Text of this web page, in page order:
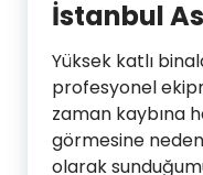
İstanbul
Yüksek katlı
profesyonel
zaman kaybına
görmesine
olarak